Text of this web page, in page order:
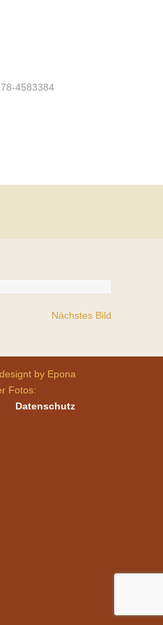
4583384
Nächstes Bild
by Epona
Fotos:
Datenschutz